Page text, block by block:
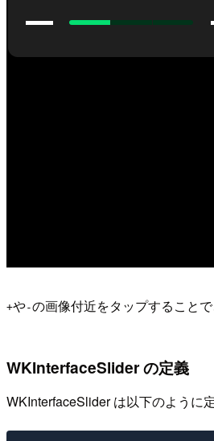
+や-の画像付近をタップすることで
WKInterfaceSlider の定義
WKInterfaceSlider は以下のように